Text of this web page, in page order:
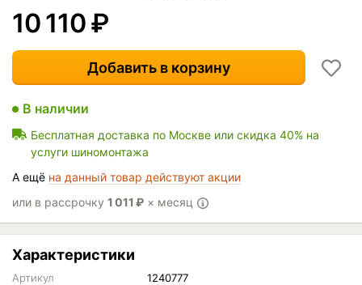
10 110₽
Добавить в корзину
В наличии
Бесплатная доставка по Москве или скидка 40% на
услуги шиномонтажа
А ещё на данный товар действуют акции
или в рассрочку 1 011₽ × месяц
Характеристики
Артикул
1240777